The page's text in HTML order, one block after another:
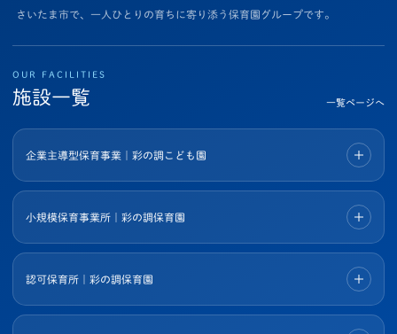
さいたま市で、一人ひとりの育ちに寄り添う保育園グループです。
OUR FACILITIES
施設一覧 一覧ページへ
企業主導型保育事業｜彩の調こども園
小規模保育事業所｜彩の調保育園
認可保育所｜彩の調保育園